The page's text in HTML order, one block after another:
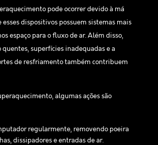
pode ocorrer devido à má
esses dispositivos possuem sistemas mais
espaço para o fluxo de ar. Além disso,
superfícies inadequadas e a
de resfriamento também contribuem
algumas ações são
regularmente, removendo poeira
dissipadores e entradas de ar.